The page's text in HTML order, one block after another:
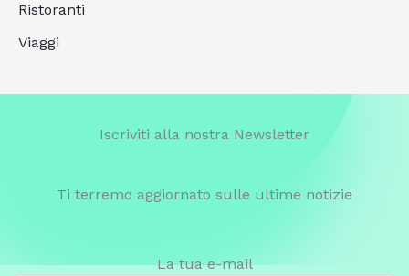
Ristoranti
Viaggi
Iscriviti alla nostra Newsletter
Ti terremo aggiornato sulle ultime notizie
La tua e-mail